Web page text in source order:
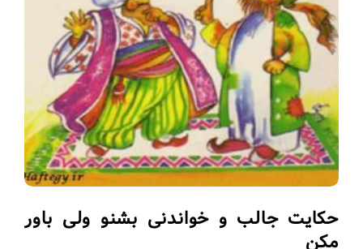
حکایت جالب و خواندنی بشنو ولی باور
مکن